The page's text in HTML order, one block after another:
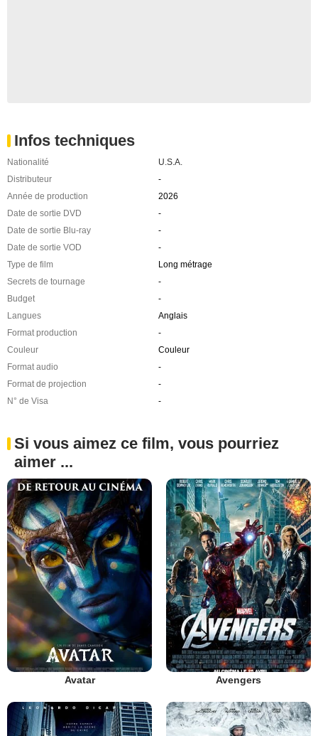
Infos techniques
Nationalité
U.S.A.
Distributeur
-
Année de production
2026
Date de sortie DVD
-
Date de sortie Blu-ray
-
Date de sortie VOD
-
Type de film
Long métrage
Secrets de tournage
-
Budget
-
Langues
Anglais
Format production
-
Couleur
Couleur
Format audio
-
Format de projection
-
N° de Visa
-
Si vous aimez ce film, vous pourriez
aimer ...
Avatar Avengers